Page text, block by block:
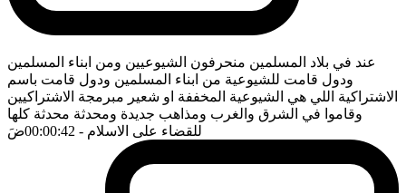
عند في بلاد المسلمين منحرفون الشيوعيين ومن ابناء المسلمين
ودول قامت للشيوعية من ابناء المسلمين ودول قامت باسم
الاشتراكية اللي هي الشيوعية المخففة او شعير مبرمجة الاشتراكيين
وقاموا في الشرق والغرب ومذاهب جديدة ومحدثة محدثة كلها
للقضاء على الاسلام - 00:00:42 ضَ